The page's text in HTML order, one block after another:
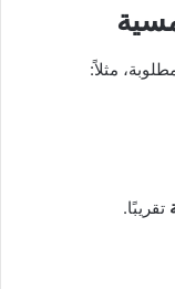
مثلاً:
تقريبًا.